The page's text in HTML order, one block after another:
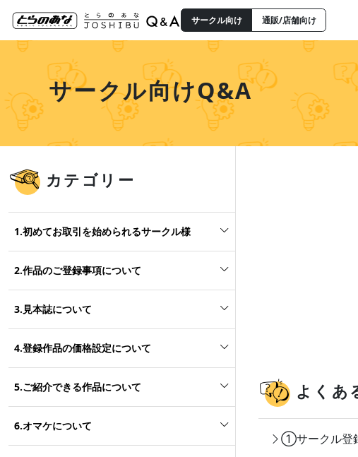
サークル向け 通販/店舗向け
サークル向けQ&A
カテゴリー
1.初めてお取引を始められるサークル様
2.作品のご登録事項について
3.見本誌について
4.登録作品の価格設定について
5.ご紹介できる作品について
6.オマケについて
よくあ
①サークル登